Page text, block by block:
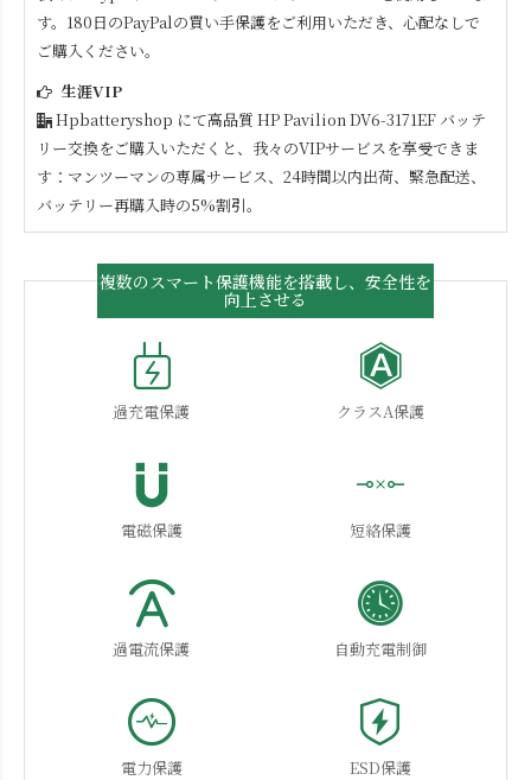
す。180日のPayPalの買い手保護をご利用いただき、心配なしで
ご購入ください。
生涯VIP
Hpbatteryshop にて高品質 HP Pavilion DV6-3171EF バッテ
リー交換をご購入いただくと、我々のVIPサービスを享受できま
す：マンツーマンの専属サービス、24時間以内出荷、緊急配送、
バッテリー再購入時の5%割引。
複数のスマート保護機能を搭載し、安全性を
向上させる
過充電保護 クラスA保護
電磁保護 短絡保護
過電流保護 自動充電制御
電力保護 ESD保護